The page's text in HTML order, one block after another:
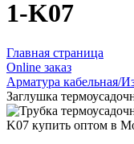
1-K07
Главная страница
Оnline заказ
Арматура кабельная/
Заглушка